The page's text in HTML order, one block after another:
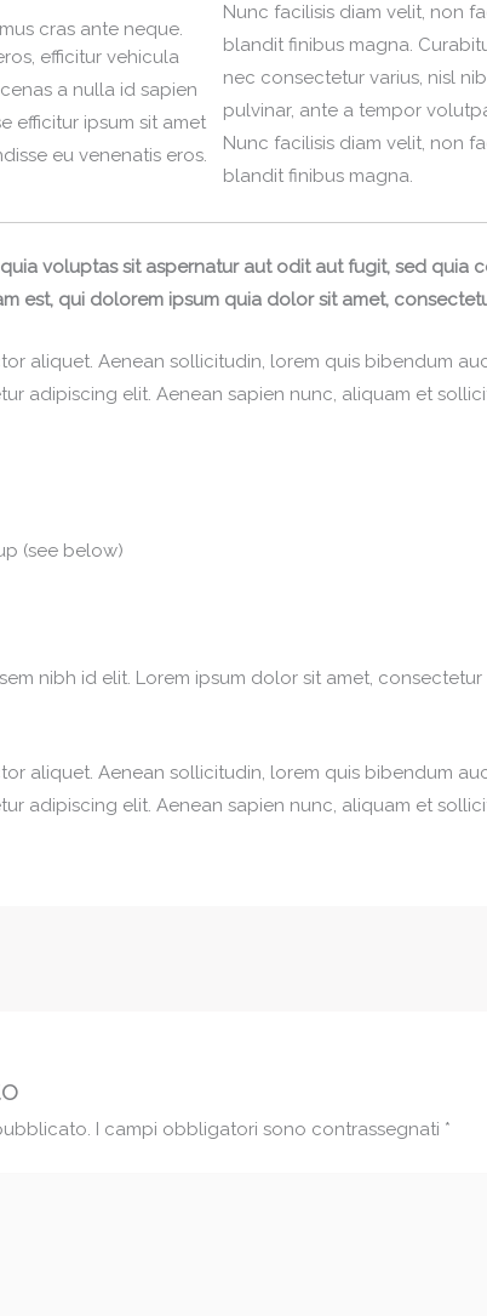
cras ante neque.
efficitur vehicula
a nulla id sapien
efficitur ipsum sit amet
eu venenatis eros.
Nunc facilisis diam velit, non
blandit finibus magna.
nec consectetur varius, nisl
pulvinar, ante a tempor
Nunc facilisis diam velit, non
blandit finibus magna.
voluptas sit aspernatur aut odit aut fugit, sed
est, qui dolorem ipsum quia dolor sit amet,
aliquet. Aenean sollicitudin, lorem quis bibendum
adipiscing elit. Aenean sapien nunc, aliquam et
(see below)
nibh id elit. Lorem ipsum dolor sit amet,
aliquet. Aenean sollicitudin, lorem quis bibendum
adipiscing elit. Aenean sapien nunc, aliquam et
I campi obbligatori sono contrassegnati *